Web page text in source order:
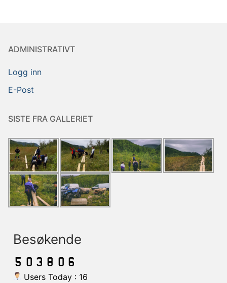
ADMINISTRATIVT
Logg inn
E-Post
SISTE FRA GALLERIET
Besøkende
Users Today : 16